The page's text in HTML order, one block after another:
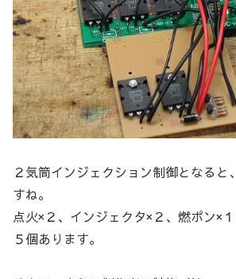
２気筒インジェクション制御となると
すね。
点火×２、インジェクタ×２、燃ポン×
５個あります。